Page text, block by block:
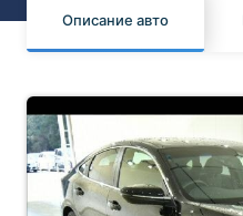
Описание авто